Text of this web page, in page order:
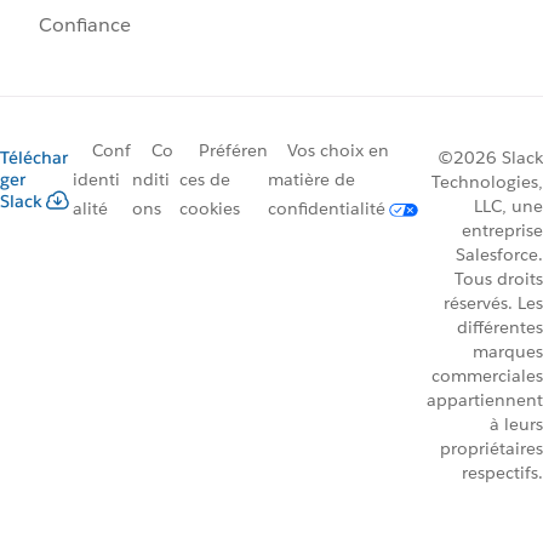
Confiance
Téléchar
ger
Slack
Conf
identi
alité
Co
nditi
ons
Préféren
ces de
cookies
Vos choix en
matière de
confidentialité
©2026 Slack
Technologies,
LLC, une
entreprise
Salesforce.
Tous droits
réservés. Les
différentes
marques
commerciales
appartiennent
à leurs
propriétaires
respectifs.